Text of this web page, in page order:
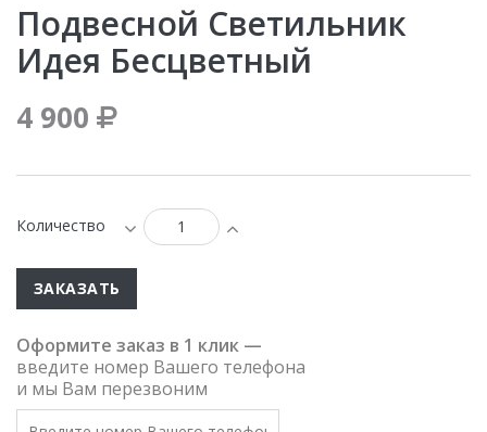
Подвесной Светильник
Идея Бесцветный
4 900
Количество
ЗАКАЗАТЬ
Оформите заказ в 1 клик —
введите номер Вашего телефона
и мы Вам перезвоним